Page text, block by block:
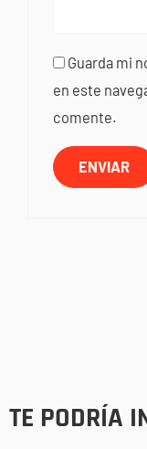
Guarda mi
en este
comente.
TE PODRÍA